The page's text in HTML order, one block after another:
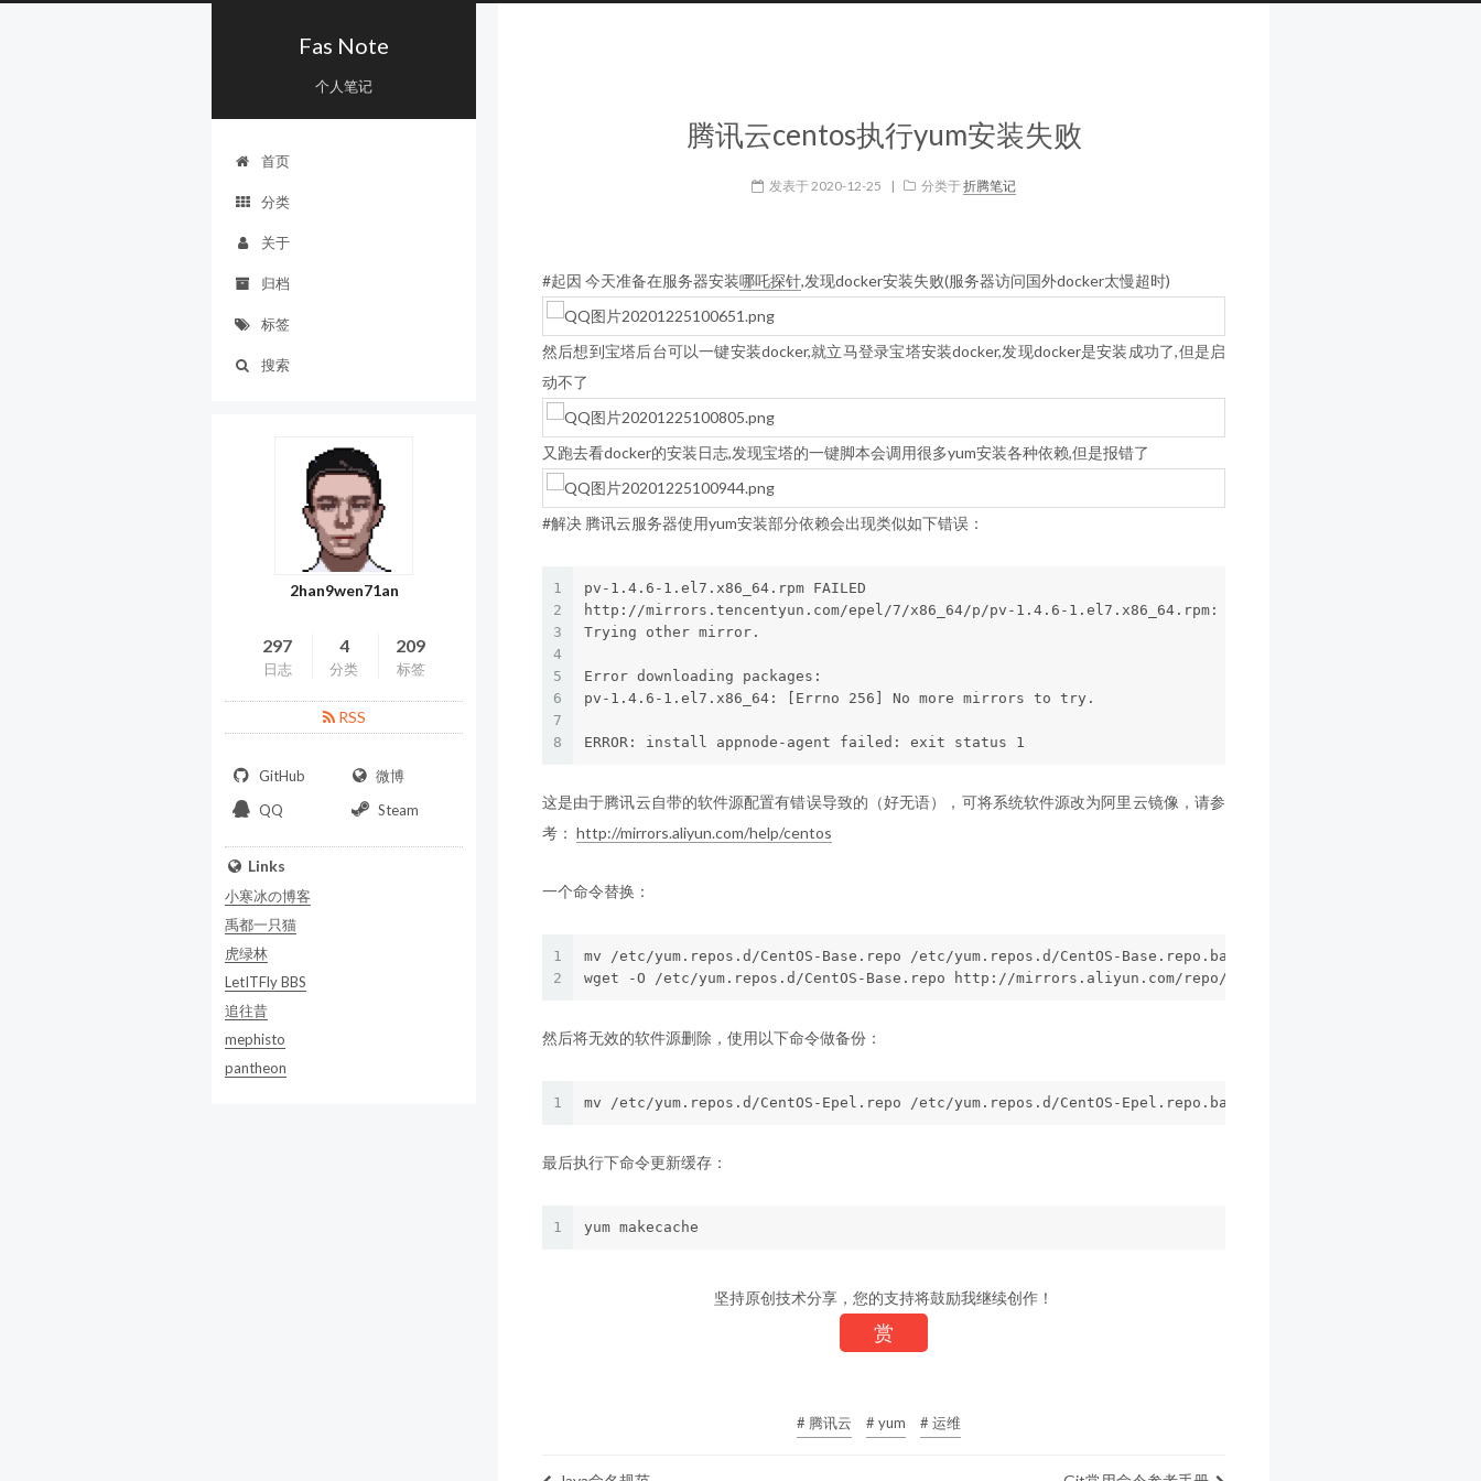
Fas Note
个人笔记
首页
分类
关于
归档
标签
搜索
腾讯云centos执行yum安装失败
发表于2020-12-25 | 分类于折腾笔记
#起因 今天准备在服务器安装哪吒探针,发现docker安装失败(服务器访问国外docker太慢超时)
然后想到宝塔后台可以一键安装docker,就立马登录宝塔安装docker,发现docker是安装成功了,但是启
动不了
又跑去看docker的安装日志,发现宝塔的一键脚本会调用很多yum安装各种依赖,但是报错了
#解决 腾讯云服务器使用yum安装部分依赖会出现类似如下错误：
1
2
3
4
5
6
7
8
pv-1.4.6-1.el7.x86_64.rpm FAILED
http://mirrors.tencentyun.com/epel/7/x86_64/p/pv-1.4.6-1.el7.x86_64.rpm: [Errno 14] curl#6 -
Trying other mirror.
Error downloading packages:
pv-1.4.6-1.el7.x86_64: [Errno 256] No more mirrors to try.
这是由于腾讯云自带的软件源配置有错误导致的（好无语），可将系统软件源改为阿里云镜像，请参
考： http://mirrors.aliyun.com/help/centos
一个命令替换：
1
2
mv /etc/yum.repos.d/CentOS-Base.repo /etc/yum.repos.d/CentOS-Base.repo.backup
然后将无效的软件源删除，使用以下命令做备份：
1
最后执行下命令更新缓存：
1
坚持原创技术分享，您的支持将鼓励我继续创作！
赏
# 腾讯云 # yum # 运维
2han9wen71an
297
日志
4
分类
209
标签
RSS
GitHub
微博
QQ
Steam
Links
小寒冰の博客
禹都一只猫
虎绿林
LetITFly BBS
追往昔
mephisto
pantheon